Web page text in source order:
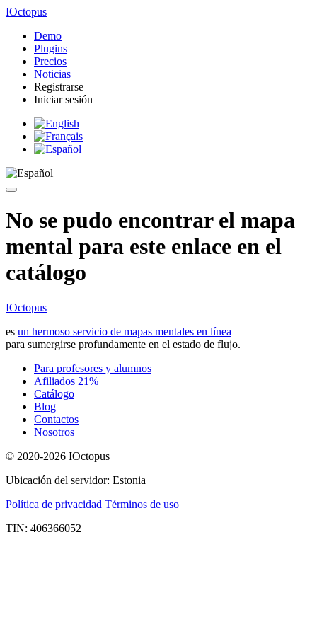
IOctopus
Demo
Plugins
Precios
Noticias
Registrarse
Iniciar sesión
No se pudo encontrar el mapa
mental para este enlace en el
catálogo
IOctopus
es un hermoso servicio de mapas mentales en línea
para sumergirse profundamente en el estado de flujo.
Para profesores y alumnos
Afiliados 21%
Catálogo
Blog
Contactos
Nosotros
© 2020-2026 IOctopus
Ubicación del servidor: Estonia
Política de privacidad Términos de uso
TIN: 406366052